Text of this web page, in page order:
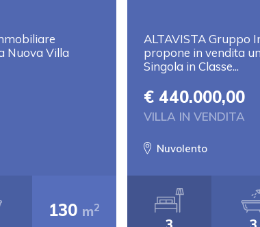
Nuova Villa
130 m2
ALTAVISTA Gruppo
propone in vendita
Singola in Classe...
€ 440.000,00
VILLA IN VENDITA
Nuvolento